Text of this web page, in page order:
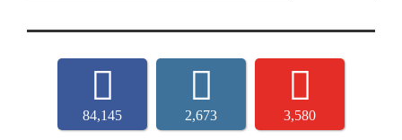
84,145 2,673 3,580